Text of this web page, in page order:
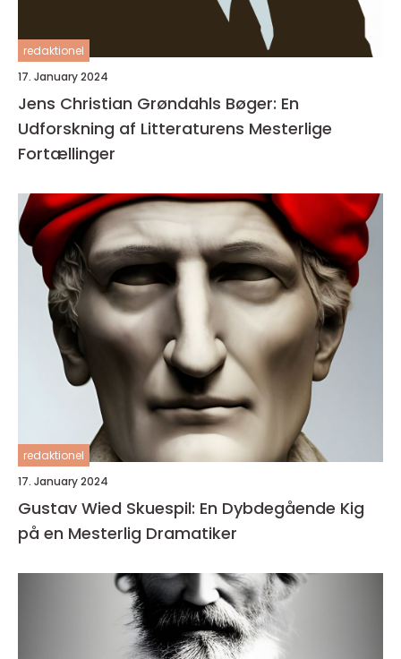
redaktionel
17. January 2024
Jens Christian Grøndahls Bøger: En
Udforskning af Litteraturens Mesterlige
Fortællinger
redaktionel
17. January 2024
Gustav Wied Skuespil: En Dybdegående Kig
på en Mesterlig Dramatiker